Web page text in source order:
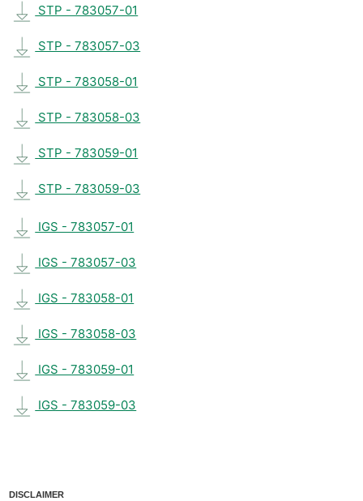
STP - 783057-01
STP - 783057-03
STP - 783058-01
STP - 783058-03
STP - 783059-01
STP - 783059-03
IGS - 783057-01
IGS - 783057-03
IGS - 783058-01
IGS - 783058-03
IGS - 783059-01
IGS - 783059-03
DISCLAIMER